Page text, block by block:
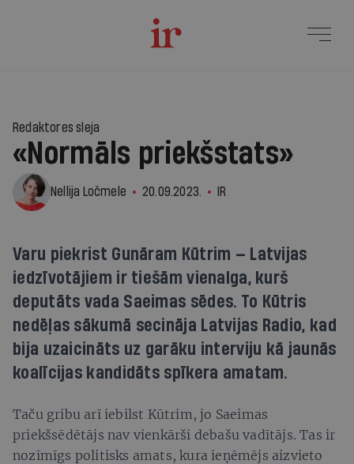
Redaktores sleja
«Normāls priekšstats»
Nellija Ločmele 20.09.2023. IR
Varu piekrist Gunāram Kūtrim — Latvijas
iedzīvotājiem ir tiešām vienalga, kurš
deputāts vada Saeimas sēdes. To Kūtris
nedēļas sākumā secināja Latvijas Radio, kad
bija uzaicināts uz garāku interviju kā jaunās
koalīcijas kandidāts spīkera amatam.
Taču gribu arī iebilst Kūtrim, jo Saeimas
priekšsēdētājs nav vienkārši debašu vadītājs. Tas ir
nozīmīgs politisks amats, kura ieņēmējs aizvieto